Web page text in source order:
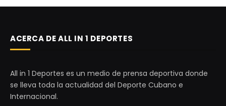
ACERCA DE ALL IN 1 DEPORTES
All in 1 Deportes es un medio de prensa deportiva donde
se lleva toda la actualidad del Deporte Cubano e
Internacional.